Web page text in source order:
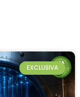
EXCLUSIVA